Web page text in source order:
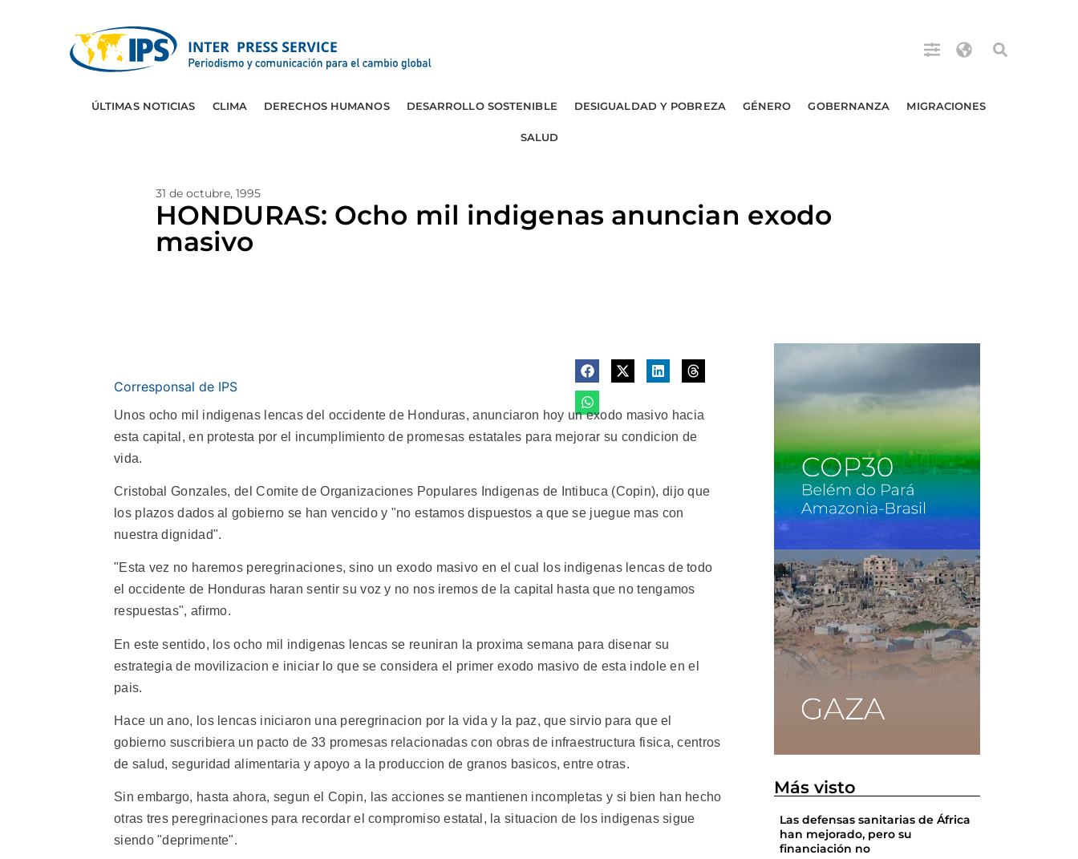
ÚLTIMAS NOTICIAS CLIMA DERECHOS HUMANOS DESARROLLO SOSTENIBLE DESIGUALDAD Y POBREZA GÉNERO GOBERNANZA MIGRACIONES
SALUD
31 de octubre, 1995
HONDURAS: Ocho mil indigenas anuncian exodo
masivo
Corresponsal de IPS
Unos ocho mil indigenas lencas del occidente de Honduras, anunciaron hoy un exodo masivo hacia
esta capital, en protesta por el incumplimiento de promesas estatales para mejorar su condicion de
vida.
Cristobal Gonzales, del Comite de Organizaciones Populares Indigenas de Intibuca (Copin), dijo que
los plazos dados al gobierno se han vencido y "no estamos dispuestos a que se juegue mas con
nuestra dignidad".
"Esta vez no haremos peregrinaciones, sino un exodo masivo en el cual los indigenas lencas de todo
el occidente de Honduras haran sentir su voz y no nos iremos de la capital hasta que no tengamos
respuestas", afirmo.
En este sentido, los ocho mil indigenas lencas se reuniran la proxima semana para disenar su
estrategia de movilizacion e iniciar lo que se considera el primer exodo masivo de esta indole en el
pais.
Hace un ano, los lencas iniciaron una peregrinacion por la vida y la paz, que sirvio para que el
gobierno suscribiera un pacto de 33 promesas relacionadas con obras de infraestructura fisica, centros
de salud, seguridad alimentaria y apoyo a la produccion de granos basicos, entre otras.
Sin embargo, hasta ahora, segun el Copin, las acciones se mantienen incompletas y si bien han hecho
otras tres peregrinaciones para recordar el compromiso estatal, la situacion de los indigenas sigue
siendo "deprimente".
Más visto
Las defensas sanitarias de África
han mejorado, pero su
financiación no